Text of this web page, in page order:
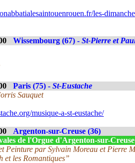
les-
Wissembourg (67) - St-Pierre et
Paris (75) - St-Eustache
Sauquet
musique-a-st-eustache/
Argenton-sur-Creuse (36)
de l'Orgue d'Argenton-sur-
Peinture par Sylvain Moreau et Pierre
et les Romantiques”